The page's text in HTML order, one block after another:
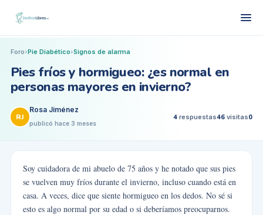
Foro›Pie Diabético›Signos de alarma
Pies fríos y hormigueo: ¿es normal en
personas mayores en invierno?
RJ
Rosa Jiménez
publicó hace 3 meses
4 respuestas46 visitas0
Soy cuidadora de mi abuelo de 75 años y he notado que sus pies
se vuelven muy fríos durante el invierno, incluso cuando está en
casa. A veces, dice que siente hormigueo en los dedos. No sé si
esto es algo normal por su edad o si deberíamos preocuparnos.